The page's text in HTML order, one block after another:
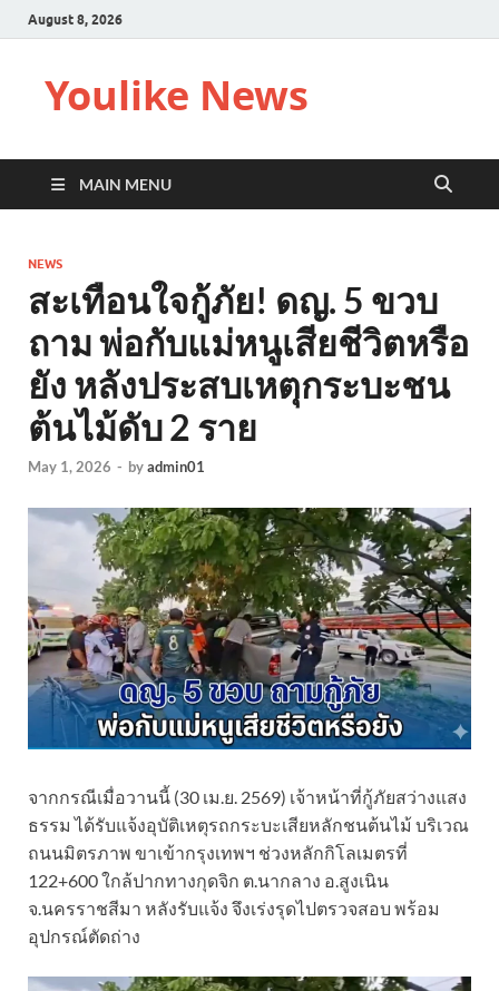
August 8, 2026
Youlike News
MAIN MENU
NEWS
สะเทือนใจกู้ภัย! ดญ. 5 ขวบ
ถาม พ่อกับแม่หนูเสียชีวิตหรือ
ยัง หลังประสบเหตุกระบะชน
ต้นไม้ดับ 2 ราย
May 1, 2026 - byadmin01
จากกรณีเมื่อวานนี้ (30 เม.ย. 2569) เจ้าหน้าที่กู้ภัยสว่างแสง
ธรรม ได้รับแจ้งอุบัติเหตุรถกระบะเสียหลักชนต้นไม้ บริเวณ
ถนนมิตรภาพ ขาเข้ากรุงเทพฯ ช่วงหลักกิโลเมตรที่
122+600 ใกล้ปากทางกุดจิก ต.นากลาง อ.สูงเนิน
จ.นครราชสีมา หลังรับแจ้ง จึงเร่งรุดไปตรวจสอบ พร้อม
อุปกรณ์ตัดถ่าง